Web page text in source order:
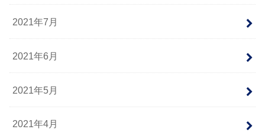
2021年7月
2021年6月
2021年5月
2021年4月